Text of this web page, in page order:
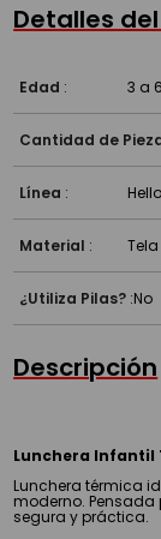
¿Es
Detalles
Edad : 3 a
Cantidad de
Línea :
Material :
¿Utiliza Pilas? :No
Descripción
Lunchera Infantil
Lunchera térmica
moderno.
segura y práctica.